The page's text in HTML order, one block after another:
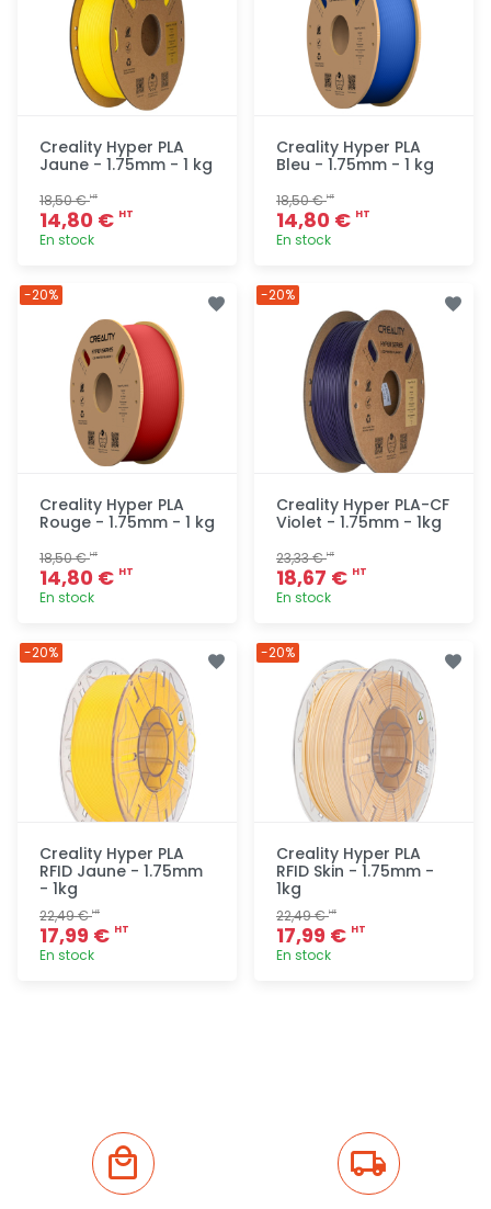
Creality Hyper PLA
Jaune - 1.75mm - 1 kg
18,50 €HT
14,80 € HT
En stock
Creality Hyper PLA
Bleu - 1.75mm - 1 kg
18,50 €HT
14,80 € HT
En stock
rapide
Creality Hyper PLA
Rouge - 1.75mm - 1 kg
18,50 €HT
14,80 € HT
En stock
rapide
-20%
Creality Hyper PLA-CF
Violet - 1.75mm - 1kg
23,33 €HT
18,67 € HT
En stock
rapide
-20%
Creality Hyper PLA
RFID Jaune - 1.75mm
- 1kg
22,49 €HT
17,99 € HT
En stock
-20%
Creality Hyper PLA
RFID Skin - 1.75mm -
1kg
22,49 €HT
17,99 € HT
En stock
-20%